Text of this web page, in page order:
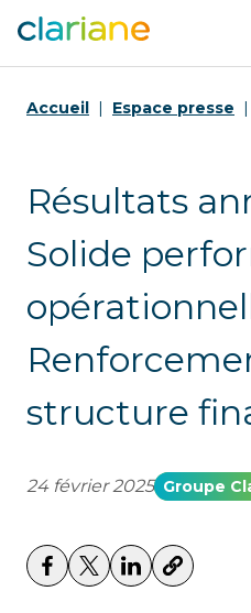
Accueil Espace presse
Résultats
Solide
structure
24 février 2025 Groupe